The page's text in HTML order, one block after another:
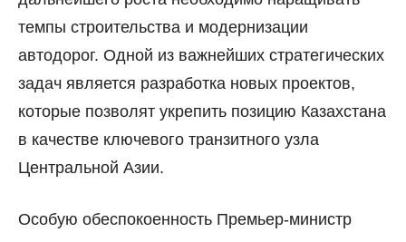
темпы строительства и модернизации
автодорог. Одной из важнейших стратегических
задач является разработка новых проектов,
которые позволят укрепить позицию Казахстана
в качестве ключевого транзитного узла
Центральной Азии.
Особую обеспокоенность Премьер-министр